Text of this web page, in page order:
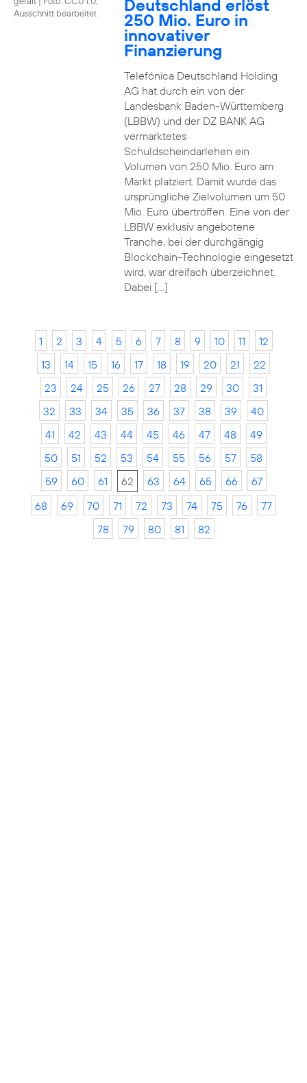
Ausschnitt bearbeitet
Deutschland erlöst
250 Mio. Euro in
innovativer
Finanzierung
Telefónica Deutschland Holding
AG hat durch ein von der
Landesbank Baden-Württemberg
(LBBW) und der DZ BANK AG
vermarktetes
Schuldscheindarlehen ein
Volumen von 250 Mio. Euro am
Markt platziert. Damit wurde das
ursprüngliche Zielvolumen um 50
Mio. Euro übertroffen. Eine von der
LBBW exklusiv angebotene
Tranche, bei der durchgängig
Blockchain-Technologie eingesetzt
wird, war dreifach überzeichnet.
Dabei […]
1 2 3 4 5 6 7 8 9 10 11
12
13
14 15 16 17 18 19 20 21
22
23
24 25 26 27 28 29 30
31
32
33 34 35 36 37 38 39
40
41
42 43 44 45 46 47 48
49
50
51 52 53 54 55 56 57
58
59
60 61 62 63 64 65 66
67
68
69 70 71 72 73 74 75 76
77
78
79 80 81 82